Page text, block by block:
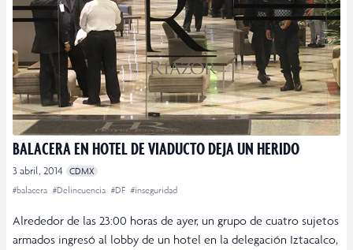
BALACERA EN HOTEL DE VIADUCTO DEJA UN HERIDO
3 abril, 2014
CDMX
#balacera #Delincuencia #DF #inseguridad
Alrededor de las 23:00 horas de ayer, un grupo de cuatro sujetos
armados ingresó al lobby de un hotel en la delegación Iztacalco,